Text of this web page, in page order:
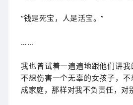
“钱是死宝，人是活宝。”
……
我也曾试着一遍遍地跟他们讲
不想伤害一个无辜的女孩子，
成家庭，那样对我不负责任，对